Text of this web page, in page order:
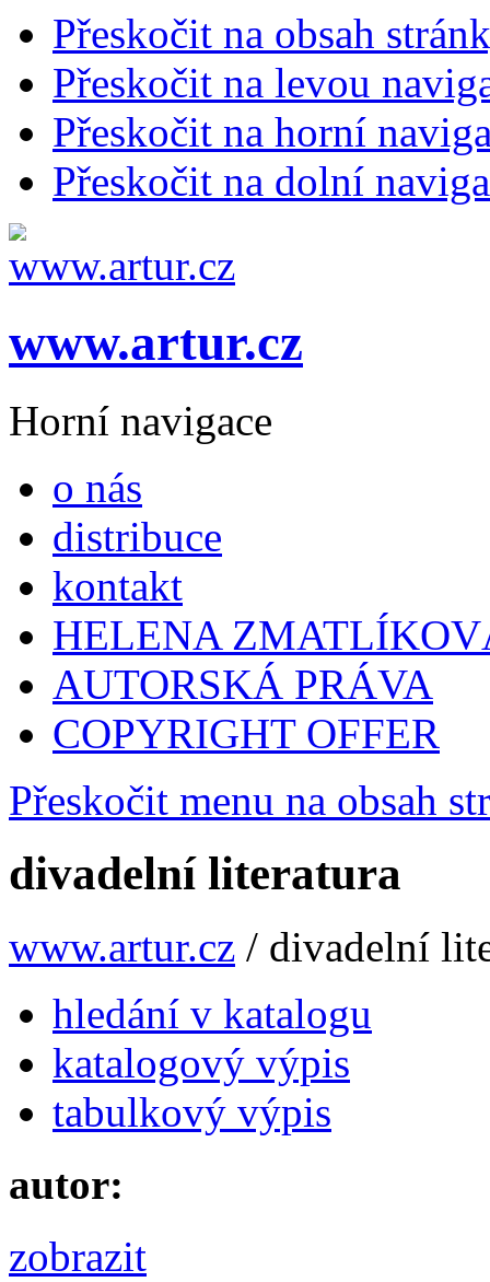
Přeskočit na obsah
Přeskočit na levou
Přeskočit na horní
Přeskočit na dolní
www.artur.cz
Horní navigace
o nás
distribuce
kontakt
HELENA
AUTORSKÁ PRÁVA
COPYRIGHT OFFER
Přeskočit menu na obsah
divadelní literatura
www.artur.cz / divadelní
hledání v katalogu
katalogový výpis
tabulkový výpis
autor:
zobrazit